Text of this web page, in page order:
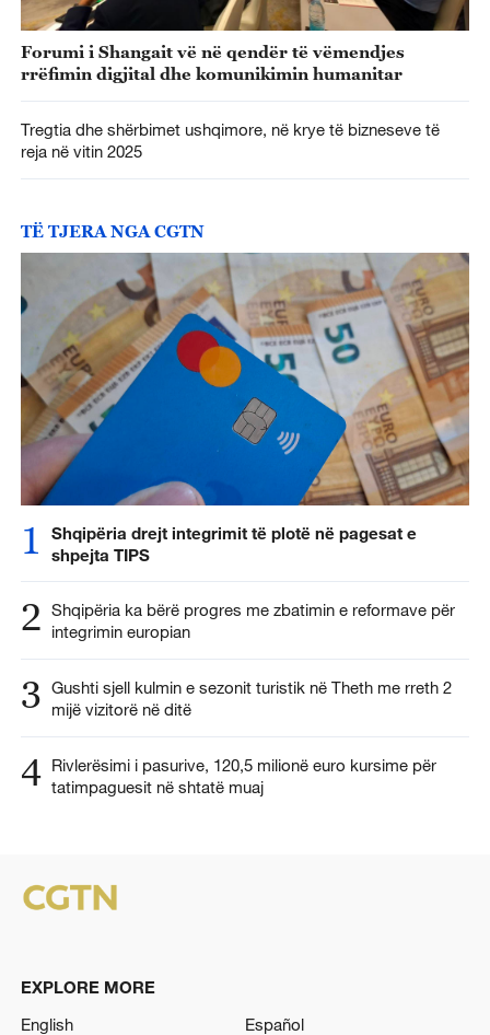
Forumi i Shangait vë në qendër të vëmendjes
rrëfimin digjital dhe komunikimin humanitar
Tregtia dhe shërbimet ushqimore, në krye të bizneseve të
reja në vitin 2025
TË TJERA NGA CGTN
1
Shqipëria drejt integrimit të plotë në pagesat e
shpejta TIPS
2 Shqipëria ka bërë progres me zbatimin e reformave për
integrimin europian
3 Gushti sjell kulmin e sezonit turistik në Theth me rreth 2
mijë vizitorë në ditë
4 Rivlerësimi i pasurive, 120,5 milionë euro kursime për
tatimpaguesit në shtatë muaj
EXPLORE MORE
English
Español